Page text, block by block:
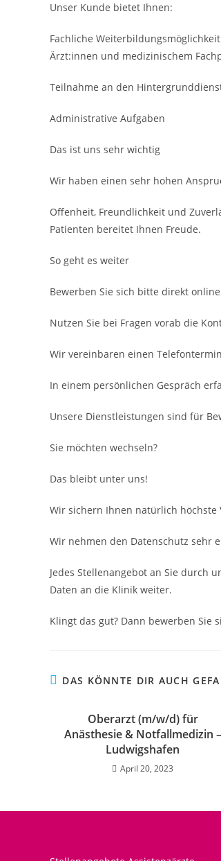
Unser Kunde bietet Ihnen:
Fachliche
Ärzt:innen und medizinischem
Teilnahme an den
Administrative Aufgaben
Das ist uns sehr wichtig
Wir haben einen sehr hohen
Offenheit, Freundlichkeit und
Patienten bereitet Ihnen Freude.
So geht es weiter
Bewerben Sie sich bitte direkt
Nutzen Sie bei Fragen vorab die
Wir vereinbaren einen
In einem persönlichen Gespräch
Unsere Dienstleistungen sind für
Sie möchten wechseln?
Das bleibt unter uns!
Wir sichern Ihnen natürlich
Wir nehmen den Datenschutz sehr
Jedes Stellenangebot an Sie durch
Daten an die Klinik weiter.
Klingt das gut? Dann bewerben Sie
DAS KÖNNTE DIR AUCH
Oberarzt (m/w/d) für
Anästhesie & Notfallmedizin –
Ludwigshafen
April 20, 2023